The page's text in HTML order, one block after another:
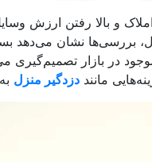
و بالا رفتن ارزش
بررسی‌ها نشان می‌دهد
در بازار تصمیم‌گیری
مانند دزدگیر منزل